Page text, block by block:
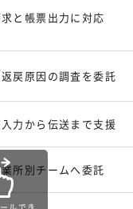
と帳票出力に対応
戻原因の調査を委託
力から伝送まで支援
所別チームへ委託